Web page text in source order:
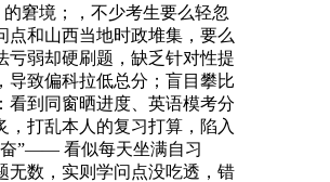
的窘境；，不少考生要么轻忽
点和山西当地时政堆集，要么
亏弱却硬刷题，缺乏针对性提
导致偏科拉低总分；盲目攀比
看到同窗晒进度、英语模考分
，打乱本人的复习打算，陷入
”—— 看似每天坐满自习
无数，实则学问点没吃透，错